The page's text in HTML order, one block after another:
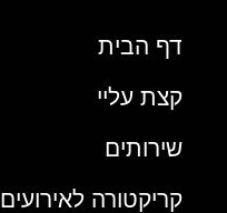
דף הבית
קצת עליי
שירותים
קריקטורה לאירועים